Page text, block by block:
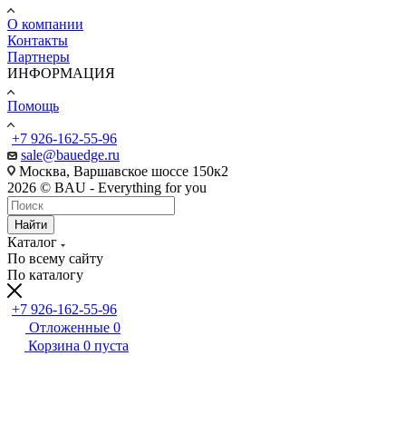
О компании
Контакты
Партнеры
ИНФОРМАЦИЯ
Помощь
+7 926-162-55-96
sale@bauedge.ru
Москва, Варшавское шоссе 150к2
2026 © BAU - Everything for you
Найти
Каталог
По всему сайту
По каталогу
+7 926-162-55-96
Отложенные 0
Корзина 0 пуста